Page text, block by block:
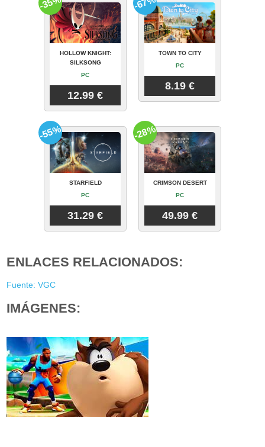
HOLLOW KNIGHT:
SILKSONG
PC
12.99 €
TOWN TO CITY
PC
8.19 €
STARFIELD
PC
31.29 €
-55%
CRIMSON DESERT
PC
49.99 €
-28%
ENLACES RELACIONADOS:
Fuente: VGC
IMÁGENES: